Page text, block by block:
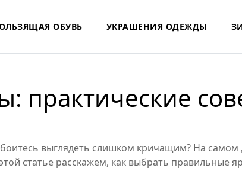
ОБУВЬ УКРАШЕНИЯ ОДЕЖДЫ
практические
выглядеть слишком кричащим? На самом
статье расскажем, как выбрать правильные